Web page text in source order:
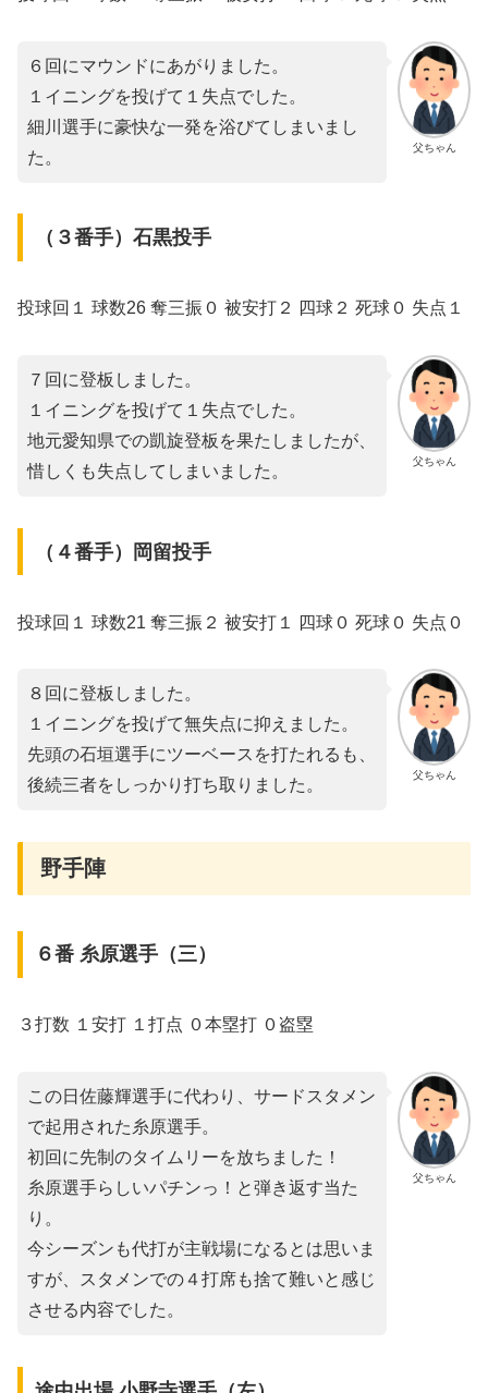
父ちゃん
６回にマウンドにあがりました。
１イニングを投げて１失点でした。
細川選手に豪快な一発を浴びてしまいまし
た。
（３番手）石黒投手
投球回１ 球数26 奪三振０ 被安打２ 四球２ 死球０ 失点１
父ちゃん
７回に登板しました。
１イニングを投げて１失点でした。
地元愛知県での凱旋登板を果たしましたが、
惜しくも失点してしまいました。
（４番手）岡留投手
投球回１ 球数21 奪三振２ 被安打１ 四球０ 死球０ 失点０
父ちゃん
８回に登板しました。
１イニングを投げて無失点に抑えました。
先頭の石垣選手にツーベースを打たれるも、
後続三者をしっかり打ち取りました。
野手陣
６番 糸原選手（三）
３打数 １安打 １打点 ０本塁打 ０盗塁
父ちゃん
この日佐藤輝選手に代わり、サードスタメン
で起用された糸原選手。
初回に先制のタイムリーを放ちました！
糸原選手らしいパチンっ！と弾き返す当た
り。
今シーズンも代打が主戦場になるとは思いま
すが、スタメンでの４打席も捨て難いと感じ
させる内容でした。